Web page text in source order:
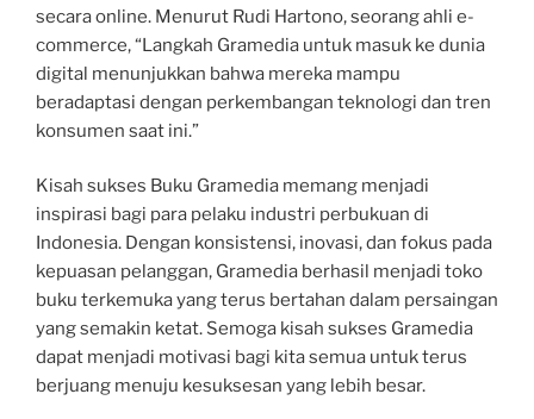
secara online. Menurut Rudi Hartono, seorang ahli e-
commerce, “Langkah Gramedia untuk masuk ke dunia
digital menunjukkan bahwa mereka mampu
beradaptasi dengan perkembangan teknologi dan tren
konsumen saat ini.”
Kisah sukses Buku Gramedia memang menjadi
inspirasi bagi para pelaku industri perbukuan di
Indonesia. Dengan konsistensi, inovasi, dan fokus pada
kepuasan pelanggan, Gramedia berhasil menjadi toko
buku terkemuka yang terus bertahan dalam persaingan
yang semakin ketat. Semoga kisah sukses Gramedia
dapat menjadi motivasi bagi kita semua untuk terus
berjuang menuju kesuksesan yang lebih besar.